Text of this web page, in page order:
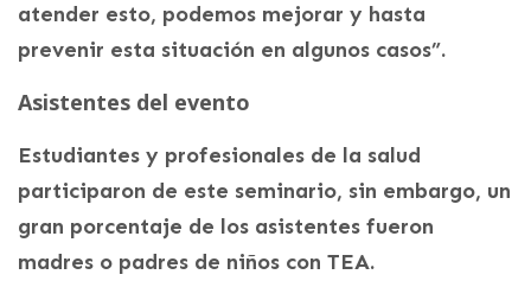
atender esto, podemos mejorar y hasta
prevenir esta situación en algunos casos”.
Asistentes del evento
Estudiantes y profesionales de la salud
participaron de este seminario, sin embargo, un
gran porcentaje de los asistentes fueron
madres o padres de niños con TEA.